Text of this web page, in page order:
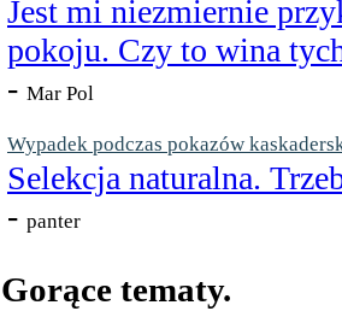
Jest mi niezmiernie
pokoju. Czy to wina
- Mar Pol
Wypadek podczas pokazów
Selekcja naturalna.
- panter
Gorące tematy.